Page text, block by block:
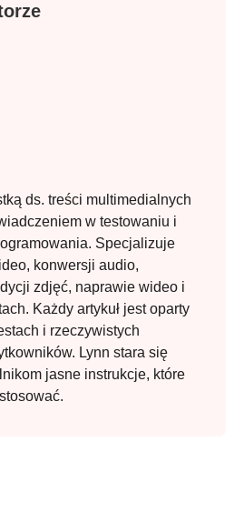
ds. treści multimedialnych
w testowaniu i
Specjalizuje
konwersji audio,
zdjęć, naprawie wideo i
Każdy artykuł jest oparty
i rzeczywistych
Lynn stara się
jasne instrukcje, które